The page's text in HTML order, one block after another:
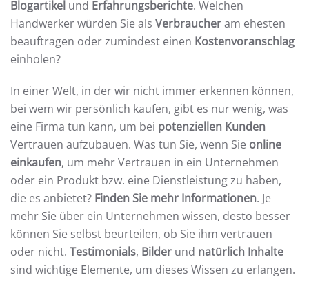
Blogartikel und Erfahrungsberichte. Welchen
Handwerker würden Sie als Verbraucheram ehesten
beauftragen oder zumindest einen Kostenvoranschlag
einholen?
In einer Welt, in der wir nicht immer erkennen können,
bei wem wir persönlich kaufen, gibt es nur wenig, was
eine Firma tun kann, um bei potenziellen Kunden
Vertrauen aufzubauen. Was tun Sie, wenn Sie online
einkaufen, um mehr Vertrauen in ein Unternehmen
oder ein Produkt bzw. eine Dienstleistung zu haben,
die es anbietet? Finden Sie mehr Informationen. Je
mehr Sie über ein Unternehmen wissen, desto besser
können Sie selbst beurteilen, ob Sie ihm vertrauen
oder nicht. Testimonials, Bilder und natürlich Inhalte
sind wichtige Elemente, um dieses Wissen zu erlangen.